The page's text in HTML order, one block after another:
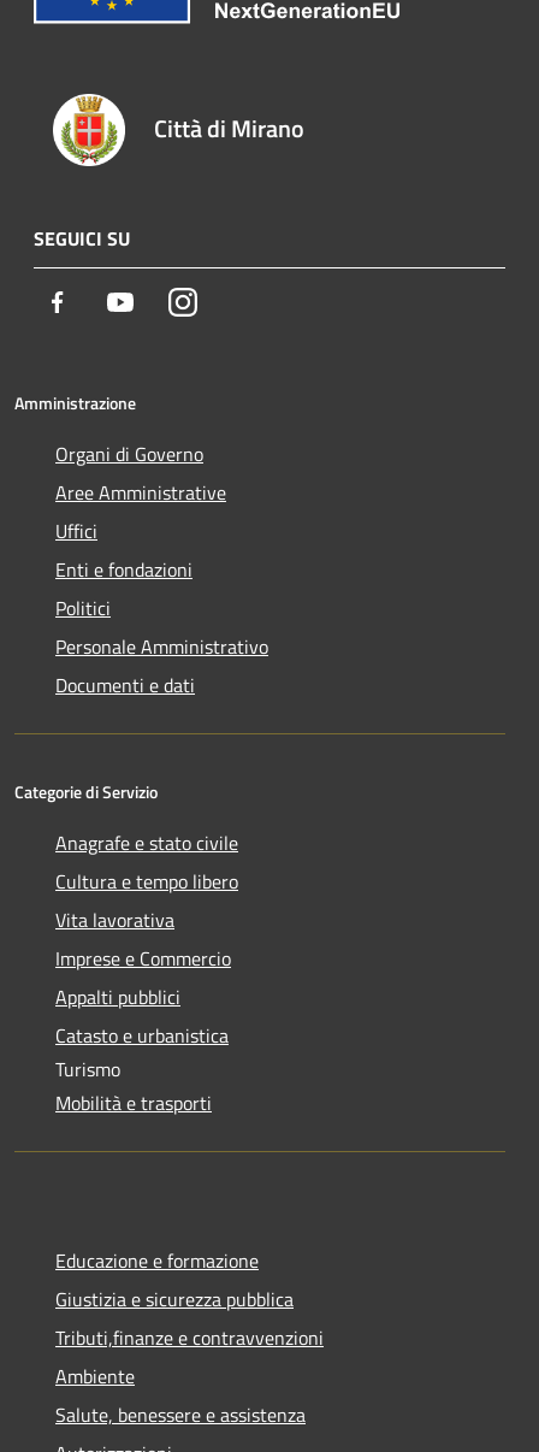
Città di Mirano
SEGUICI SU
Facebook YoutubeInstagram
Amministrazione
Organi di Governo
Aree Amministrative
Uffici
Enti e fondazioni
Politici
Personale Amministrativo
Documenti e dati
Categorie di Servizio
Anagrafe e stato civile
Cultura e tempo libero
Vita lavorativa
Imprese e Commercio
Appalti pubblici
Catasto e urbanistica
Turismo
Mobilità e trasporti
Educazione e formazione
Giustizia e sicurezza pubblica
Tributi,finanze e contravvenzioni
Ambiente
Salute, benessere e assistenza